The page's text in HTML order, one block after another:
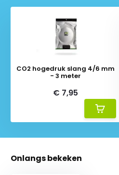
CO2 hogedruk slang 4/6 mm
- 3 meter
€ 7,95
Onlangs bekeken